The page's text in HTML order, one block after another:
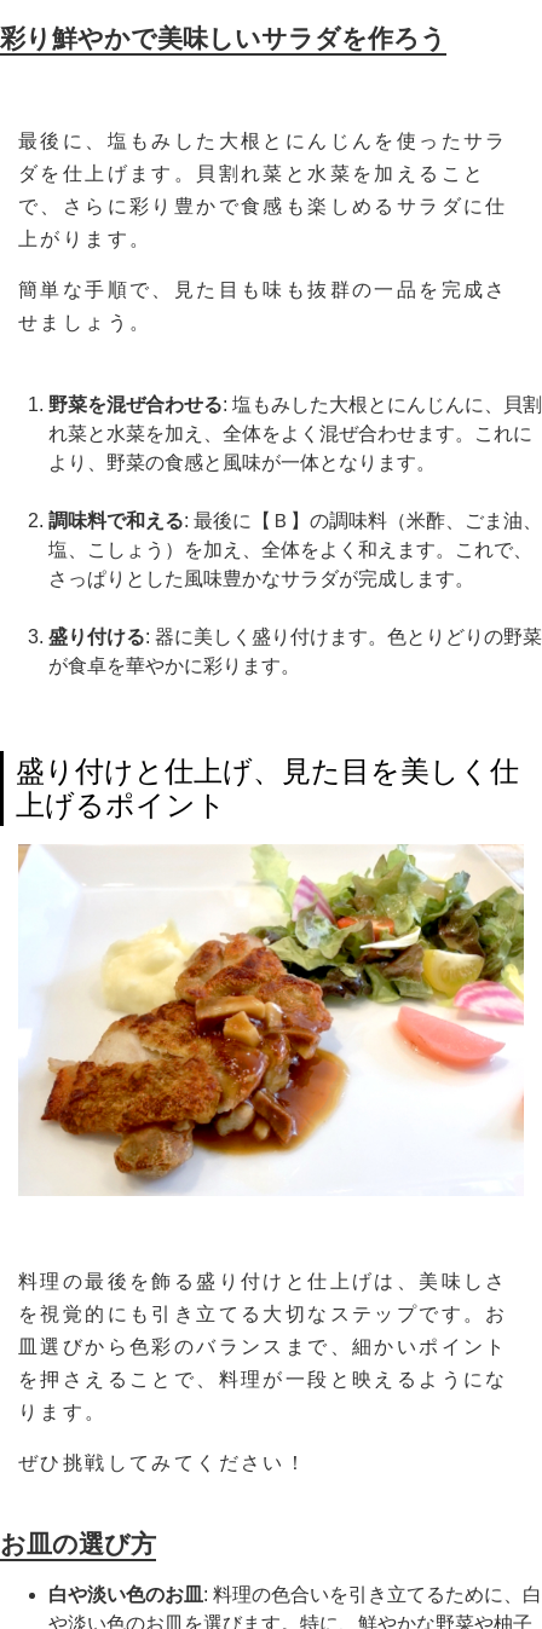
彩り鮮やかで美味しいサラダを作ろう
最後に、塩もみした大根とにんじんを使ったサラ
ダを仕上げます。貝割れ菜と水菜を加えること
で、さらに彩り豊かで食感も楽しめるサラダに仕
上がります。
簡単な手順で、見た目も味も抜群の一品を完成さ
せましょう。
野菜を混ぜ合わせる: 塩もみした大根とにんじんに、貝割
れ菜と水菜を加え、全体をよく混ぜ合わせます。これに
より、野菜の食感と風味が一体となります。
調味料で和える: 最後に【Ｂ】の調味料（米酢、ごま油、
塩、こしょう）を加え、全体をよく和えます。これで、
さっぱりとした風味豊かなサラダが完成します。
盛り付ける: 器に美しく盛り付けます。色とりどりの野菜
が食卓を華やかに彩ります。
盛り付けと仕上げ、見た目を美しく仕
上げるポイント
料理の最後を飾る盛り付けと仕上げは、美味しさ
を視覚的にも引き立てる大切なステップです。お
皿選びから色彩のバランスまで、細かいポイント
を押さえることで、料理が一段と映えるようにな
ります。
ぜひ挑戦してみてください！
お皿の選び方
白や淡い色のお皿 : 料理の色合いを引き立てるために、白
や淡い色のお皿を選びます。特に、鮮やかな野菜や柚子